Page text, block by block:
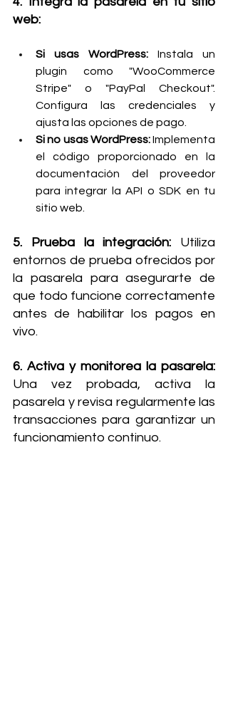
web:
Si usas WordPress: Instala un
plugin como "WooCommerce
Stripe" o "PayPal Checkout".
Configura las credenciales y
ajusta las opciones de pago.
Si no usas WordPress: Implementa
el código proporcionado en la
documentación del proveedor
para integrar la API o SDK en tu
sitio web.
5. Prueba la integración: Utiliza
entornos de prueba ofrecidos por
la pasarela para asegurarte de
que todo funcione correctamente
antes de habilitar los pagos en
vivo.
Una vez probada, activa la
pasarela y revisa regularmente las
transacciones para garantizar un
funcionamiento continuo.